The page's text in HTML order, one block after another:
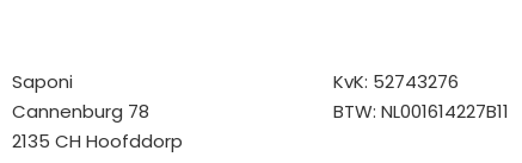
Saponi
Cannenburg 78
2135 CH Hoofddorp
KvK: 52743276
BTW: NL001614227B11